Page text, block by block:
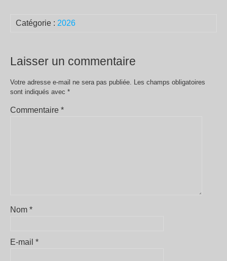
Catégorie : 2026
Laisser un commentaire
Votre adresse e-mail ne sera pas publiée. Les champs obligatoires
sont indiqués avec *
Commentaire *
Nom *
E-mail *